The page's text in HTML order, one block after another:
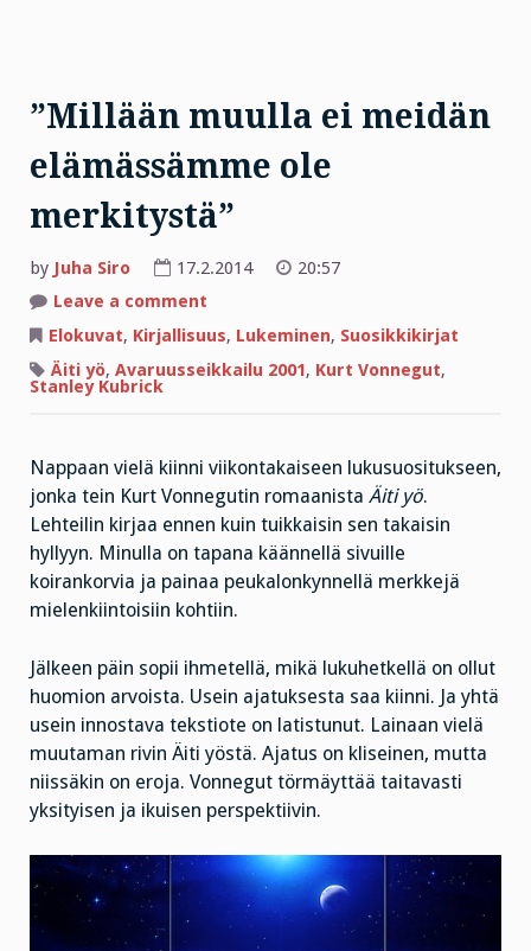
”Millään muulla ei meidän
elämässämme ole
merkitystä”
by Juha Siro 17.2.2014
20:57
Leave a comment
muulla
meidän
elämässämme
Elokuvat, Kirjallisuus, Lukeminen, Suosikkikirjat
Äiti yö, Avaruusseikkailu 2001, Kurt Vonnegut,
Stanley Kubrick
Nappaan vielä kiinni viikontakaiseen lukusuositukseen,
jonka tein Kurt Vonnegutin romaanista Äiti yö.
Lehteilin kirjaa ennen kuin tuikkaisin sen takaisin
hyllyyn. Minulla on tapana käännellä sivuille
koirankorvia ja painaa peukalonkynnellä merkkejä
mielenkiintoisiin kohtiin.
Jälkeen päin sopii ihmetellä, mikä lukuhetkellä on ollut
huomion arvoista. Usein ajatuksesta saa kiinni. Ja yhtä
usein innostava tekstiote on latistunut. Lainaan vielä
muutaman rivin Äiti yöstä. Ajatus on kliseinen, mutta
niissäkin on eroja. Vonnegut törmäyttää taitavasti
yksityisen ja ikuisen perspektiivin.